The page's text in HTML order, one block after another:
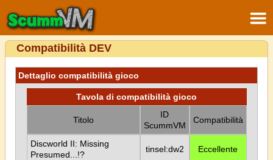
Compatibilità DEV
Dettaglio compatibilità gioco
Tavola di compatibilità gioco
Titolo
ID
ScummVM
Compatibilità
Discworld II: Missing
Presumed...!?
tinsel:dw2 Eccellente